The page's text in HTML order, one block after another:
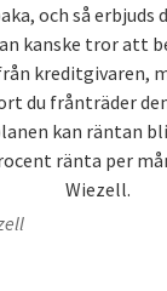
och så erbjuds
kanske tror att
kreditgivaren,
du frånträder
kan räntan
ränta per
Wiezell.